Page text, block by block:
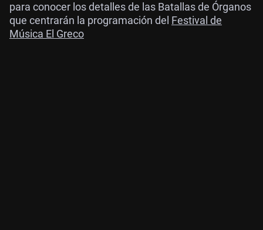
para conocer los detalles de las Batallas de Órganos
que centrarán la programación del Festival de
Música El Greco